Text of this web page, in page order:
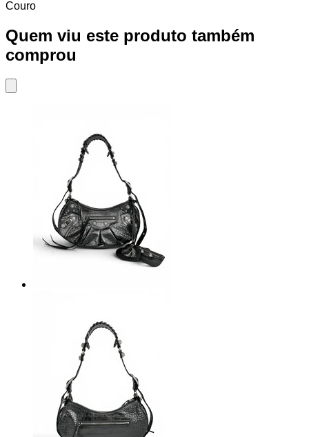
Couro
Quem viu este produto também
comprou